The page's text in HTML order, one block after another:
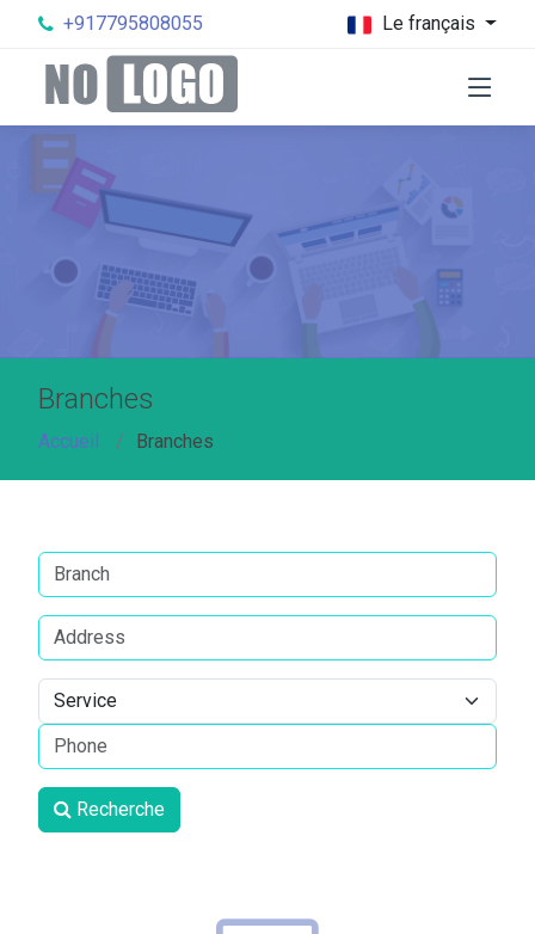
+917795808055 Le français
Branches
Accueil Branches
Recherche